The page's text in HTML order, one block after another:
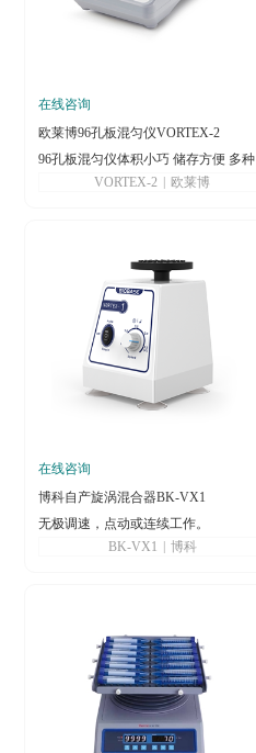
在线咨询
欧莱博96孔板混匀仪VORTEX-2
96孔板混匀仪体积小巧 储存方便 多种
适配器可选VORTEX-2 欧莱博
在线咨询
博科自产旋涡混合器BK-VX1
无极调速，点动或连续工作。
BK-VX1
博科